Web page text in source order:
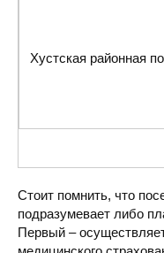
Хустская районная
Стоит помнить, что
подразумевает либо
Первый –